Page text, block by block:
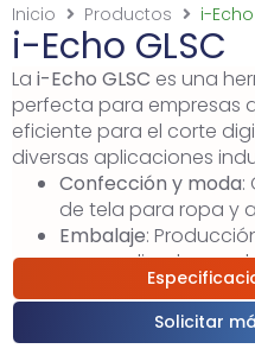
Inicio Productos i-Echo
i-Echo GLSC
La i-Echo GLSC es una
perfecta para empresas
eficiente para el corte
diversas aplicaciones
Confección y moda:
de tela para ropa y
Embalaje:
personalizados y
Señalización y
señales en diversos
Automotriz: Corte
Solicitar